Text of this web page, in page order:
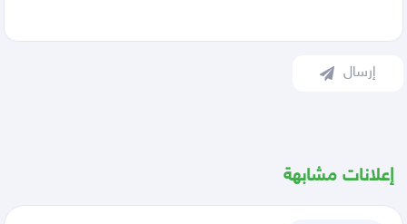
إعلانات مشابهة
إرسال